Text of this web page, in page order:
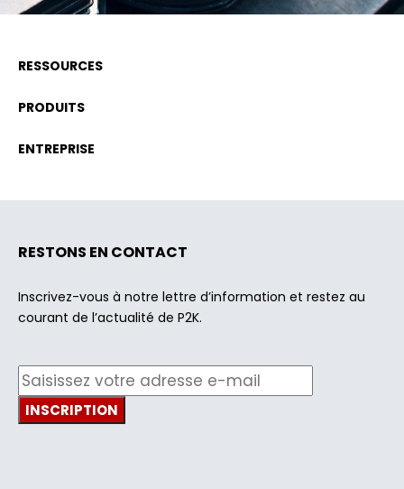
RESSOURCES
PRODUITS
ENTREPRISE
RESTONS EN CONTACT
Inscrivez-vous à notre lettre d’information et restez au
courant de l’actualité de P2K.